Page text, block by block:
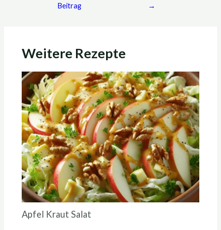
Beitrag
→
Weitere Rezepte
Apfel Kraut Salat